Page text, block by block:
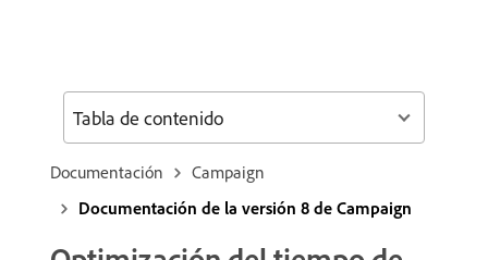
Documentación
Campaign
Documentación de la versión 8 de Campaign
Tabla de contenido